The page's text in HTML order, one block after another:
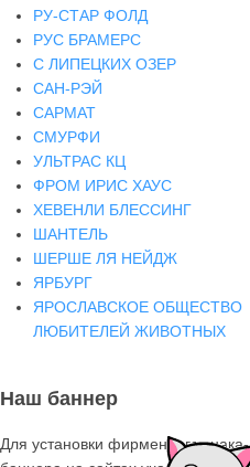
РУ-СТАР ФОЛД
РУС БРАМЕРС
С ЛИПЕЦКИХ ОЗЕР
САН-РЭЙ
САРМАТ
СМУРФИ
УЛЬТРАС КЦ
ФРОМ ИРИС ХАУС
ХЕВЕНЛИ БЛЕССИНГ
ШАНТЕЛЬ
ШЕРШЕ ЛЯ НЕЙДЖ
ЯРБУРГ
ЯРОСЛАВСКОЕ ОБЩЕСТВО
ЛЮБИТЕЛЕЙ ЖИВОТНЫХ
Наш баннер
Для установки фирменного знака-